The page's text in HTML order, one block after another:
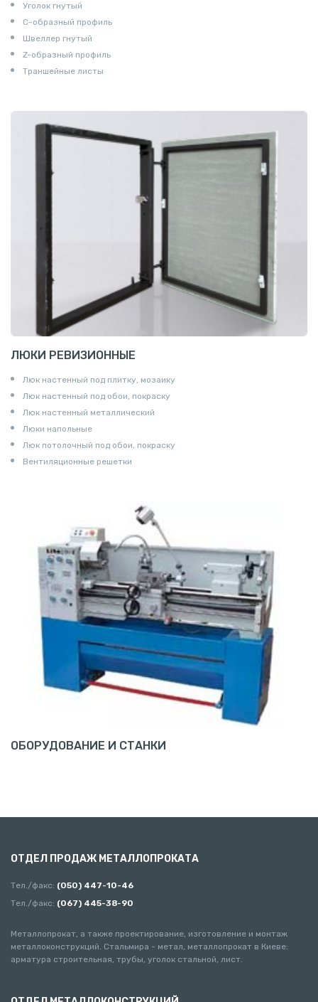
Уголок гнутый
С-образный профиль
Швеллер гнутый
Z-образный профиль
Траншейные листы
ЛЮКИ РЕВИЗИОННЫЕ
Люк настенный под плитку, мозаику
Люк настенный под обои, покраску
Люк настенный металлический
Люки напольные
Люк потолочный под обои, покраску
Вентиляционные решетки
ОБОРУДОВАНИЕ И СТАНКИ
ОТДЕЛ ПРОДАЖ МЕТАЛЛОПРОКАТА
Тел./факс: (050) 447-10-46
Тел./факс: (067) 445-38-90
Металлопрокат, а также проектирование, изготовление и монтаж
металлоконструкций. Стальмира - метал, металлопрокат в Киеве:
арматура строительная, трубы, уголок стальной, лист.